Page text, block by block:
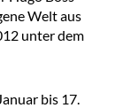
Welt aus
unter dem
bis 17.